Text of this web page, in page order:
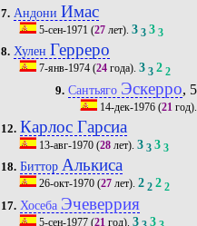
7. Андони Имас
5-сен-1971 (27 лет).3 3 3 3
8. Хулен Герреро
7-янв-1974 (24 года).3 3 2 2
9. Сантьяго Эскерро,
14-дек-1976(21 год).
12. Карлос Гарсиа
13-авг-1970 (28 лет).3 3 3 3
18. БитторАлькиса
26-окт-1970 (27 лет).2 2 2 2
17. Хосеба Эчеверрия
5-сен-1977 (21 год).3 3